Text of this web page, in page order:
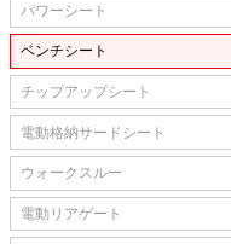
パワーシート
ベンチシート
チップアップシート
電動格納サードシート
ウォークスルー
電動リアゲート